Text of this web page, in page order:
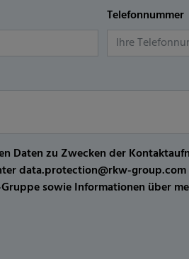
Telefonnummer
Daten zu Zwecken der
data.protection@rkw-
sowie Informationen über